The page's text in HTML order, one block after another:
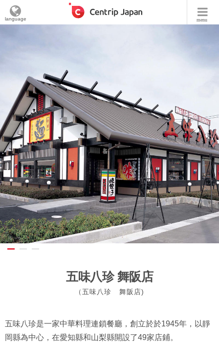
menu
language
五味八珍 舞阪店
（五味八珍 舞阪店)
五味八珍是一家中華料理連鎖餐廳，創立於於1945年，以靜
岡縣為中心，在愛知縣和山梨縣開設了49家店鋪。